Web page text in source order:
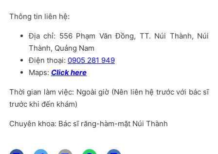
Thông tin liên hệ:
Địa chỉ: 556 Phạm Văn Đồng, TT. Núi Thành, Núi
Thành, Quảng Nam
Điện thoại: 0905 281 949
Maps: Click here
Thời gian làm việc: Ngoài giờ (Nên liên hệ trước với bác sĩ
trước khi đến khám)
Chuyên khoa: Bác sĩ răng-hàm-mặt Núi Thành